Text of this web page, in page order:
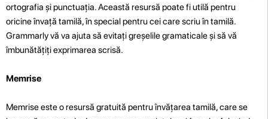
ortografia și punctuația. Această resursă poate fi utilă pentru
oricine învață tamilă, în special pentru cei care scriu în tamilă.
Grammarly vă va ajuta să evitați greșelile gramaticale și să vă
îmbunătățiți exprimarea scrisă.
Memrise
Memrise este o resursă gratuită pentru învățarea tamilă, care se